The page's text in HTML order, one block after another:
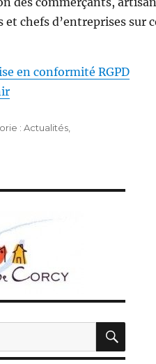
et chefs d’entreprises sur
en conformité RGPD
Catégories
Actualités,